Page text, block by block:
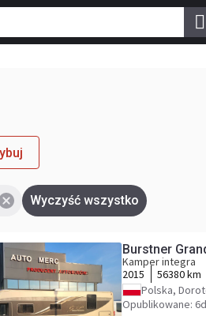
Wyczyść wszystko
Burstner
Kamper integra
2015
56380 km
Polska,
Opublikowane: